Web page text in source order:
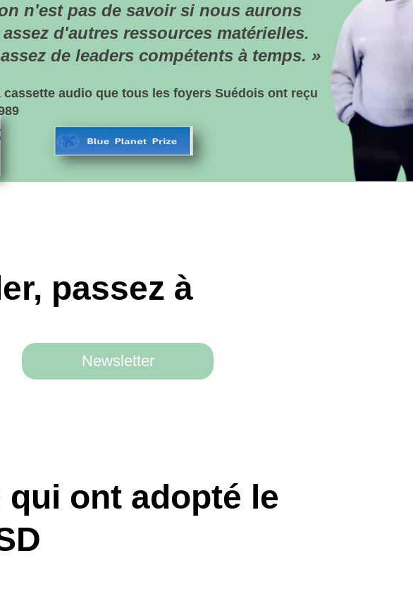
pas de savoir si nous aurons
ressources matérielles.
leaders compétents à temps. »
tous les foyers Suédois ont reçu
à
Newsletter
ont adopté le